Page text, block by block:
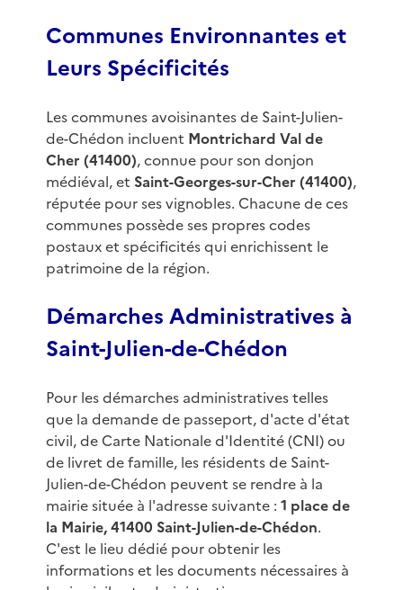
Communes Environnantes et
Leurs Spécificités
Les communes avoisinantes de Saint-Julien-
de-Chédon incluent Montrichard Val de
Cher (41400), connue pour son donjon
médiéval, et Saint-Georges-sur-Cher (41400),
réputée pour ses vignobles. Chacune de ces
communes possède ses propres codes
postaux et spécificités qui enrichissent le
patrimoine de la région.
Démarches Administratives à
Saint-Julien-de-Chédon
Pour les démarches administratives telles
que la demande de passeport, d'acte d'état
civil, de Carte Nationale d'Identité (CNI) ou
de livret de famille, les résidents de Saint-
Julien-de-Chédon peuvent se rendre à la
mairie située à l'adresse suivante : 1 place de
la Mairie, 41400 Saint-Julien-de-Chédon.
C'est le lieu dédié pour obtenir les
informations et les documents nécessaires à